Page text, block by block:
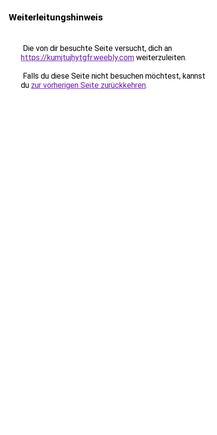
Weiterleitungshinweis
Die von dir besuchte Seite versucht, dich an
https://kumjtujhytgfr.weebly.com weiterzuleiten.
Falls du diese Seite nicht besuchen möchtest, kannst
du zur vorherigen Seite zurückkehren.